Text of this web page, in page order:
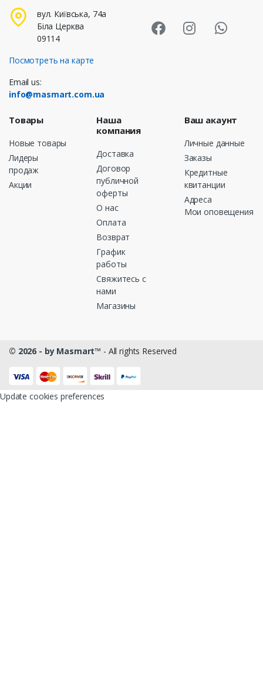
вул. Київська, 74а
Біла Церква
09114
Посмотреть на карте
Email us:
info@masmart.com.ua
Товары
Новые товары
Лидеры
продаж
Акции
Наша
компания
Доставка
Договор
публичной
оферты
О нас
Оплата
Возврат
График
работы
Свяжитесь с
нами
Магазины
Ваш акаунт
Личные данные
Заказы
Кредитные
квитанции
Адреса
Мои оповещения
© 2026 - by Masmart™ - All rights Reserved
Update cookies preferences